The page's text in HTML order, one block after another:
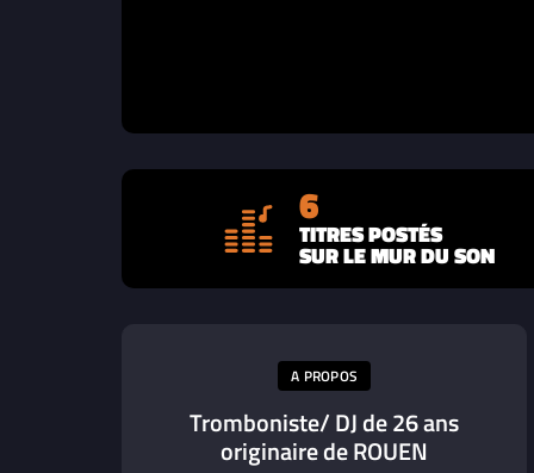
6
TITRES POSTÉS
SUR LE MUR DU SON
A PROPOS
Tromboniste/ DJ de 26 ans
originaire de ROUEN